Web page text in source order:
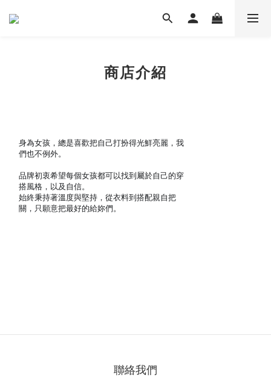
商店介紹
身為女孩，總是喜歡把自己打扮得光鮮亮麗，我
們也不例外。
品牌初衷希望每個女孩都可以找到屬於自己的穿
搭風格，以及自信。
始終秉持著溫度與堅持，從衣料到搭配親自把
關，只願意把最好的給妳們。
聯絡我們